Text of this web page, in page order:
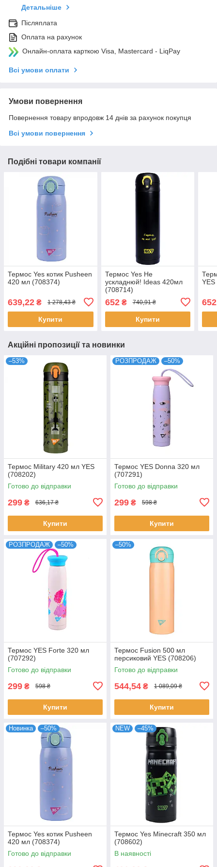
Детальніше
Післяплата
Оплата на рахунок
Онлайн-оплата карткою Visa, Mastercard - LiqPay
Всі умови оплати
Умови повернення
Повернення товару впродовж 14 днів за рахунок покупця
Всі умови повернення
Подібні товари компанії
Термос Yes котик Pusheen
420 мл (708374)
639,22 ₴ 1 278,43 ₴
Купити
Термос Yes Не
ускладнюй! Ideas 420мл
(708714)
652₴ 740,91 ₴
Купити
652
Акційні пропозиції та новинки
–53%
Термос Military 420 мл YES
(708202)
Готово до відправки
299 ₴ 636,17 ₴
Купити
РОЗПРОДАЖ –50%
Термос YES Donna 320 мл
(707291)
Готово до відправки
299 ₴ 598 ₴
Купити
РОЗПРОДАЖ –50%
Термос YES Forte 320 мл
(707292)
Готово до відправки
299 ₴ 598 ₴
Купити
–50%
Термос Fusion 500 мл
персиковий YES (708206)
Готово до відправки
544,54 ₴ 1 089,09 ₴
Купити
Новинка –50%
Термос Yes котик Pusheen
420 мл (708374)
Готово до відправки
NEW –45%
Термос Yes Minecraft 350 мл
(708602)
В наявності